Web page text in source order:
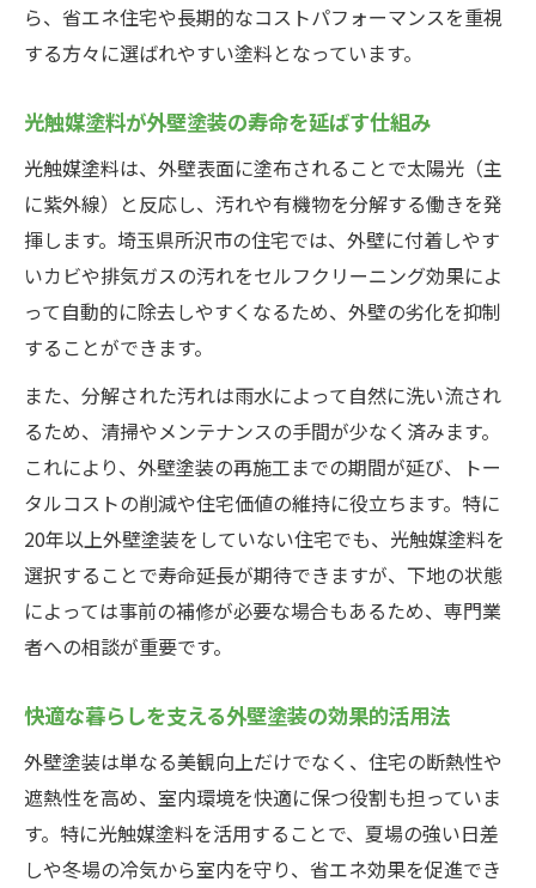
ら、省エネ住宅や長期的なコストパフォーマンスを重視
する方々に選ばれやすい塗料となっています。
光触媒塗料が外壁塗装の寿命を延ばす仕組み
光触媒塗料は、外壁表面に塗布されることで太陽光（主
に紫外線）と反応し、汚れや有機物を分解する働きを発
揮します。埼玉県所沢市の住宅では、外壁に付着しやす
いカビや排気ガスの汚れをセルフクリーニング効果によ
って自動的に除去しやすくなるため、外壁の劣化を抑制
することができます。
また、分解された汚れは雨水によって自然に洗い流され
るため、清掃やメンテナンスの手間が少なく済みます。
これにより、外壁塗装の再施工までの期間が延び、トー
タルコストの削減や住宅価値の維持に役立ちます。特に
20年以上外壁塗装をしていない住宅でも、光触媒塗料を
選択することで寿命延長が期待できますが、下地の状態
によっては事前の補修が必要な場合もあるため、専門業
者への相談が重要です。
快適な暮らしを支える外壁塗装の効果的活用法
外壁塗装は単なる美観向上だけでなく、住宅の断熱性や
遮熱性を高め、室内環境を快適に保つ役割も担っていま
す。特に光触媒塗料を活用することで、夏場の強い日差
しや冬場の冷気から室内を守り、省エネ効果を促進でき